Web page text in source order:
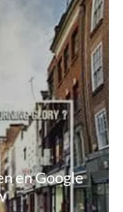
en Google